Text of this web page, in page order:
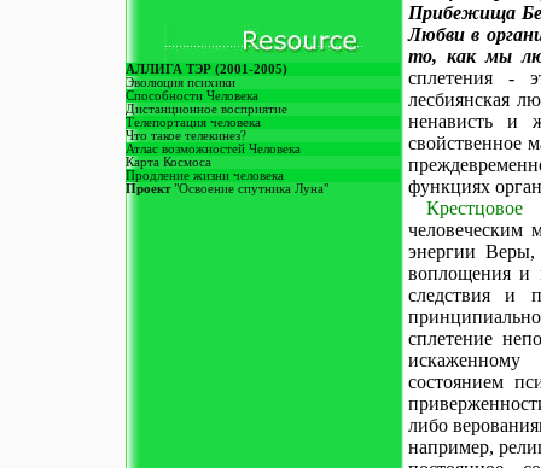
АЛЛИГА ТЭР (2001-2005)
Эволюция психики
Способности Человека
Дистанционное восприятие
Телепортация человека
Что такое телекинез?
Атлас возможностей Человека
Карта Космоса
Продление жизни человека
Проект"Освоение спутника Луна"
Прибежища
Любви в
то, как мы
сплетения -
лесбиянская
ненависть и
свойственное
функциях
Крестцовое
энергии Веры,
воплощения и
следствия и
сплетение
искаженному
состоянием
либо
например,